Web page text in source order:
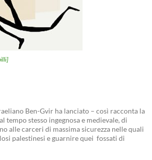
Ben-Gvir ha lanciato – così racconta la
tempo stesso ingegnosa e medievale, di
alle carceri di massima sicurezza nelle quali
palestinesi e guarnire quei fossati di